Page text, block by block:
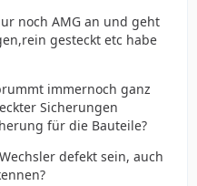
noch AMG an und geht
gesteckt etc habe
immernoch ganz
Sicherungen
für die Bauteile?
defekt sein, auch